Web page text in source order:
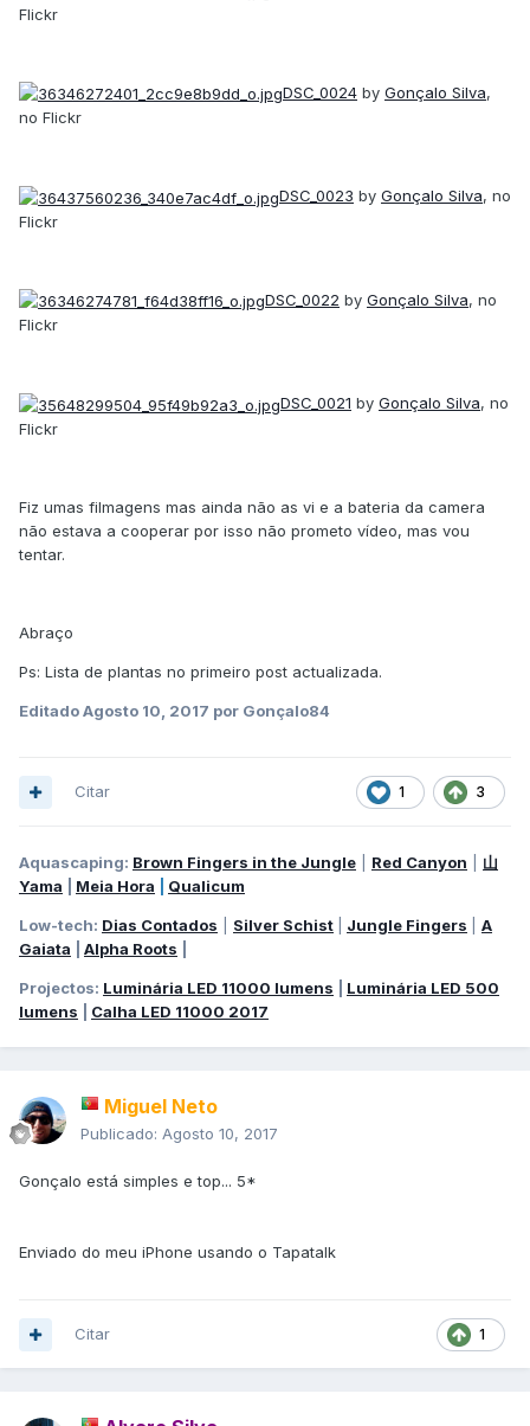
Flickr
DSC_0024 by Gonçalo Silva,
no Flickr
DSC_0023 by Gonçalo Silva, no
Flickr
DSC_0022 by Gonçalo Silva, no
Flickr
DSC_0021 by Gonçalo Silva, no
Flickr
Fiz umas filmagens mas ainda não as vi e a bateria da camera
não estava a cooperar por isso não prometo vídeo, mas vou
tentar.
Abraço
Ps: Lista de plantas no primeiro post actualizada.
EditadoAgosto 10, 2017 por Gonçalo84
1 3
Citar
Aquascaping: Brown Fingers in the Jungle Red Canyon
山
Yama
Meia Hora Qualicum
Low-tech: Dias Contados Silver Schist Jungle Fingers
A
Gaiata
Alpha Roots
Projectos: Luminária LED 11000 lumens
Luminária LED 500
lumens
Calha LED 11000 2017
Miguel Neto
Publicado: Agosto 10, 2017
Gonçalo está simples e top... 5*
Enviado do meu iPhone usando o Tapatalk
1
Citar